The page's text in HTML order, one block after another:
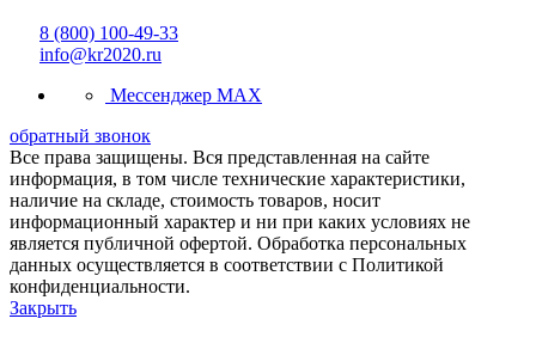
8 (800) 100-49-33
info@kr2020.ru
Мессенджер MAX
обратный звонок
Все права защищены. Вся представленная на сайте
информация, в том числе технические характеристики,
наличие на складе, стоимость товаров, носит
информационный характер и ни при каких условиях не
является публичной офертой. Обработка персональных
данных осуществляется в соответствии с Политикой
конфиденциальности.
Закрыть